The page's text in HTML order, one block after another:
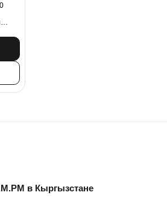
в Кыргызстане